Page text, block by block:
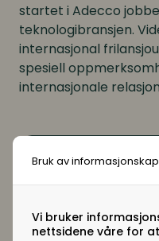
Bruk av
Vi bruker
nettsidene våre for
startet i Adecco
teknologibransjen.
internasjonal
spesiell
internasjonale